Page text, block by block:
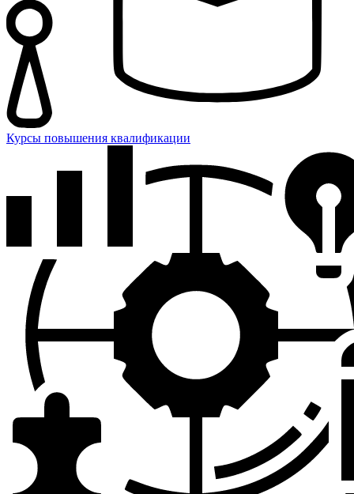
Курсы повышения квалификации